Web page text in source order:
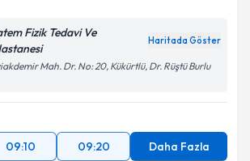
Fizik Tedavi Ve
Haritada Göster
Mah. Dr. No: 20, Kükürtlü, Dr. Rüştü Burlu
09:10 09:20 Daha Fazla